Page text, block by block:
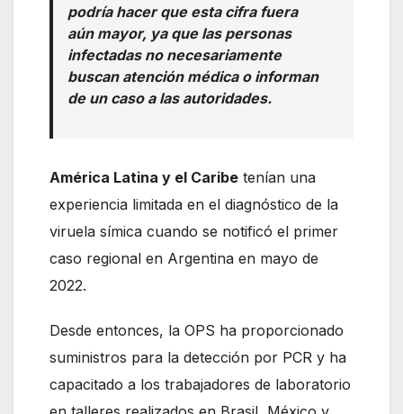
podría hacer que esta cifra fuera
aún mayor, ya que las personas
infectadas no necesariamente
buscan atención médica o informan
de un caso a las autoridades.
América Latina y el Caribe tenían una
experiencia limitada en el diagnóstico de la
viruela símica cuando se notificó el primer
caso regional en Argentina en mayo de
2022.
Desde entonces, la OPS ha proporcionado
suministros para la detección por PCR y ha
capacitado a los trabajadores de laboratorio